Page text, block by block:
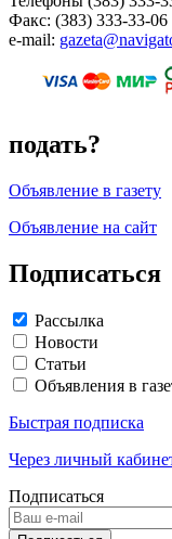
Факс: (383) 333-33-06
e-mail:
подать?
Объявление в газету
Объявление на сайт
Подписаться
Рассылка
Новости
Статьи
Объявления в
Быстрая подписка
Через личный
Подписаться